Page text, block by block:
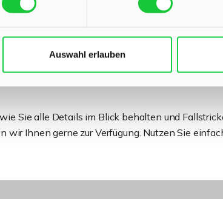
Auswahl erlauben
der Grundbucheinträge über die Einhaltung
Mit dem richtigen Wissen lassen sich
Expertenwissenund konkrete Leitfäden zu
und Tipps für die optimale Präsentation Ihrer
Sie alle Details im Blick behalten und
wir Ihnen gerne zur Verfügung. Nutzen Sie